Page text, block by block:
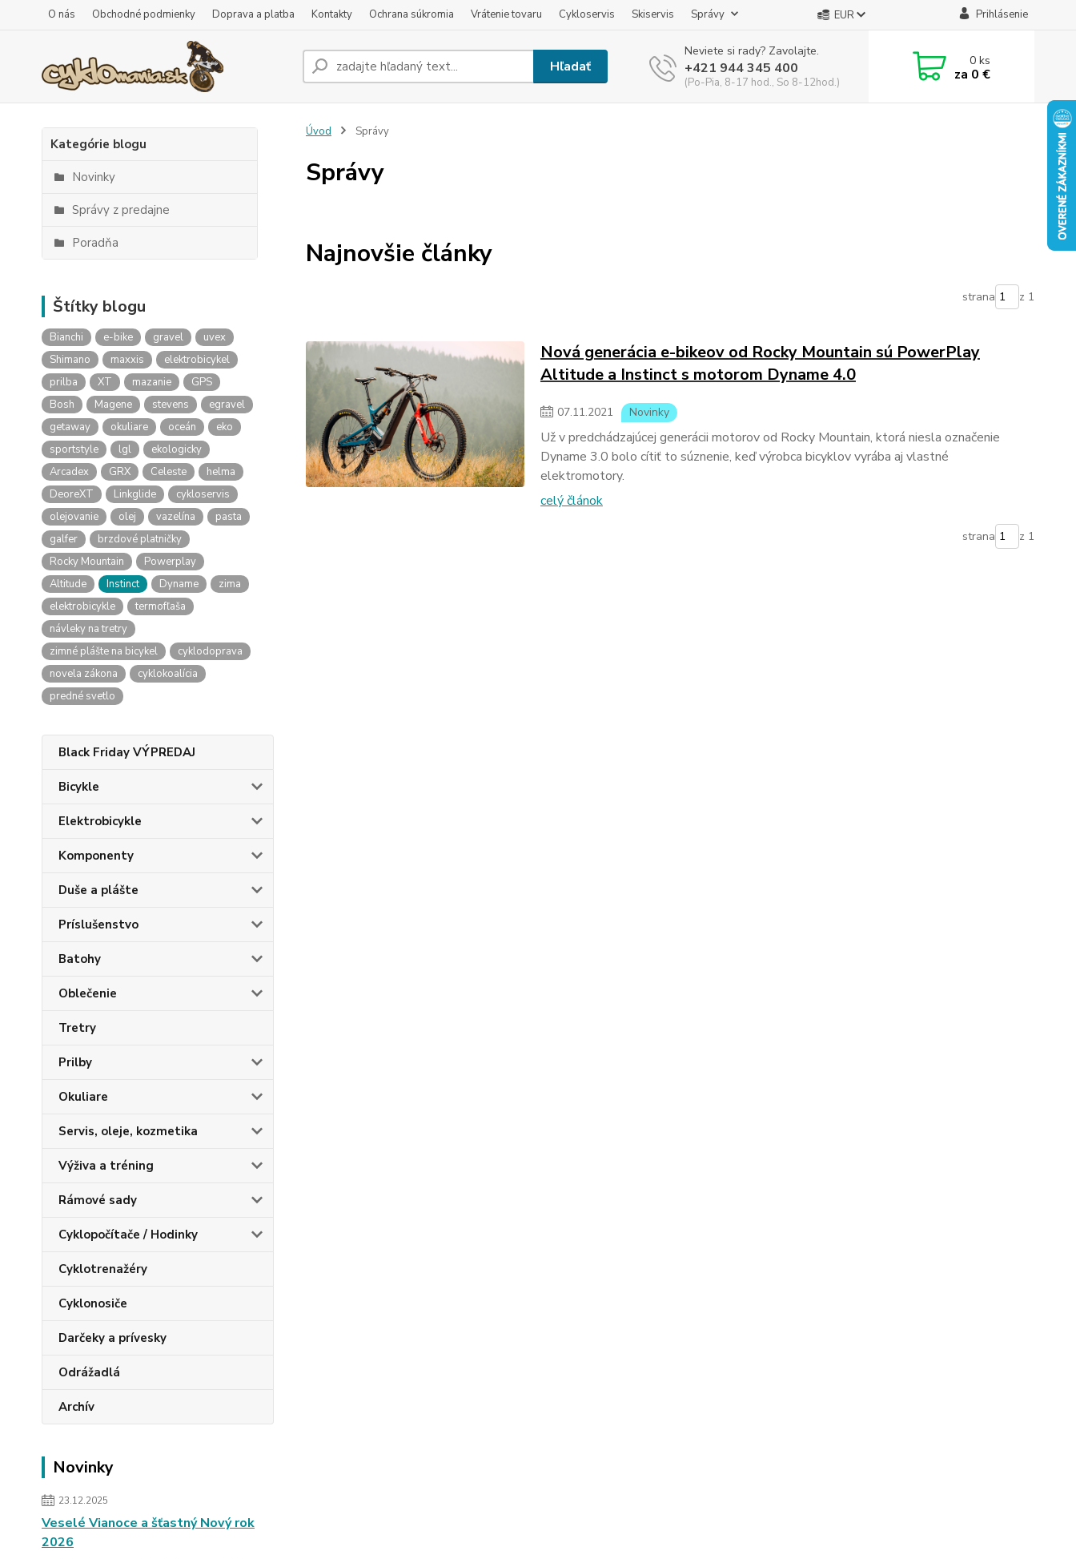
O nás Obchodné podmienky Doprava a platba Kontakty Ochrana súkromia Vrátenie tovaru Cykloservis Skiservis Správy EUR Prihlásenie
Hľadať
Neviete si rady? Zavolajte.
+421 944 345 400
(Po-Pia, 8-17 hod., So 8-12hod.)
0ks
za 0 €
Kategórie blogu
Novinky
Správy z predajne
Poradňa
Štítky blogu
Bianchi e-bike gravel
uvex
Shimano
maxxis
elektrobicykel
prilba
XT mazanie
GPS
Bosh
Magene stevens
egravel
getaway
okuliare oceán
eko
sportstyle
lgl
ekologicky
Arcadex
GRX Celeste
helma
DeoreXT
Linkglide
cykloservis
olejovanie
olej vazelína
pasta
galfer
brzdové platničky
Rocky Mountain
Powerplay
Altitude
Instinct Dyname
zima
elektrobicykle
termofľaša
návleky na tretry
zimné plášte na bicykel
cyklodoprava
novela zákona
cyklokoalícia
predné svetlo
Black Friday VÝPREDAJ
Bicykle
Elektrobicykle
Komponenty
Duše a plášte
Príslušenstvo
Batohy
Oblečenie
Tretry
Prilby
Okuliare
Servis, oleje, kozmetika
Výživa a tréning
Rámové sady
Cyklopočítače / Hodinky
Cyklotrenažéry
Cyklonosiče
Darčeky a prívesky
Odrážadlá
Archív
Novinky
23.12.2025
Veselé Vianoce a šťastný Nový rok
2026
Úvod Správy
Správy
Najnovšie články
strana z 1
Nová generácia e-bikeov od Rocky Mountain sú PowerPlay
Altitude a Instinct s motorom Dyname 4.0
07.11.2021 Novinky
Už v predchádzajúcej generácii motorov od Rocky Mountain, ktorá niesla označenie
Dyname 3.0 bolo cítiť to súznenie, keď výrobca bicyklov vyrába aj vlastné
elektromotory.
celý článok
strana z 1